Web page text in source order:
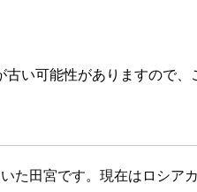
い可能性がありますので、
た田宮です。現在はロシア